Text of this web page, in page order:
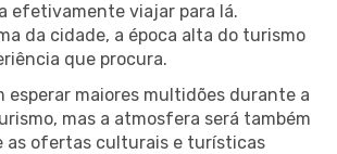
efetivamente viajar para lá.
da cidade, a época alta do turismo
que procura.
esperar maiores multidões durante a
mas a atmosfera será também
as ofertas culturais e turísticas